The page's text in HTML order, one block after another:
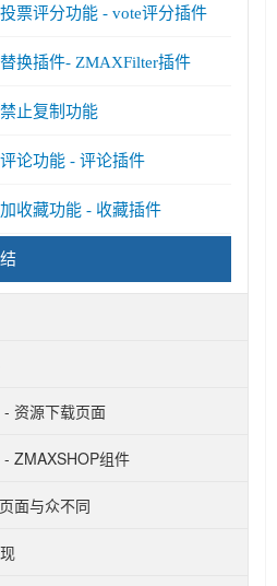
票评分功能 - vote评分插件
换插件- ZMAXFilter插件
止复制功能
论功能 - 评论插件
收藏功能 - 收藏插件
资源下载页面
ZMAXSHOP组件
面与众不同